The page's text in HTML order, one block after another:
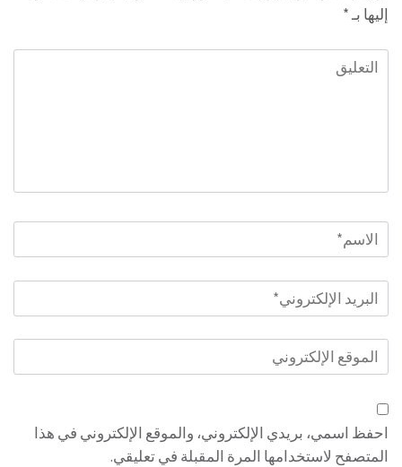
إليها بـ*
التعليق
الاسم
البريد
الإلكتروني*
الموقع
الإلكتروني
احفظ اسمي، بريدي الإلكتروني، والموقع الإلكتروني في هذا
المتصفح لاستخدامها المرة المقبلة في تعليقي.